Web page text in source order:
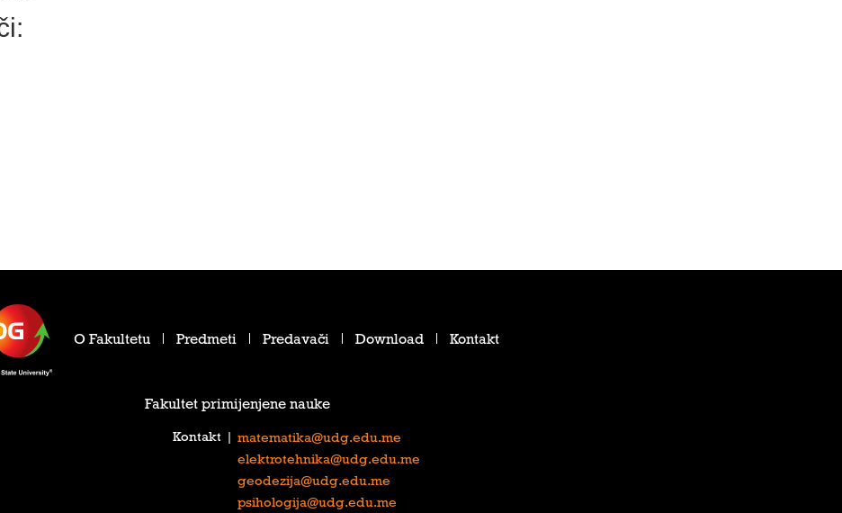
O Fakultetu Predmeti Predavači Download Kontakt
Fakultet primijenjene nauke
Kontakt
matematika@udg.edu.me
elektrotehnika@udg.edu.me
geodezija@udg.edu.me
psihologija@udg.edu.me